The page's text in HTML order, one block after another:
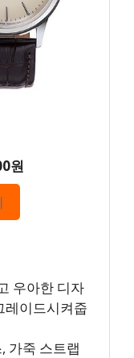
원
우아한 디자
레이드시켜줍
가죽 스트랩